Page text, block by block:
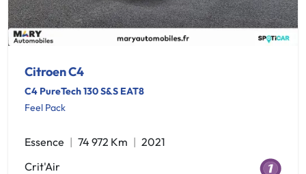
Citroen C4
C4 PureTech 130 S&S EAT8
Feel Pack
Essence 74 972 Km
2021
Crit'Air